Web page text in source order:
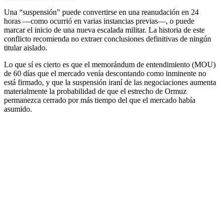
Una “suspensión” puede convertirse en una reanudación en 24
horas —como ocurrió en varias instancias previas—, o puede
marcar el inicio de una nueva escalada militar. La historia de este
conflicto recomienda no extraer conclusiones definitivas de ningún
titular aislado.
Lo que sí es cierto es que el memorándum de entendimiento (MOU)
de 60 días que el mercado venía descontando como inminente no
está firmado, y que la suspensión iraní de las negociaciones aumenta
materialmente la probabilidad de que el estrecho de Ormuz
permanezca cerrado por más tiempo del que el mercado había
asumido.